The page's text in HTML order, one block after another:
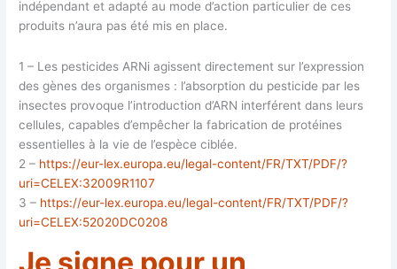
indépendant et adapté au mode d’action particulier de ces
produits n’aura pas été mis en place.
1 – Les pesticides ARNi agissent directement sur l’expression
des gènes des organismes : l’absorption du pesticide par les
insectes provoque l’introduction d’ARN interférent dans leurs
cellules, capables d’empêcher la fabrication de protéines
essentielles à la vie de l’espèce ciblée.
2 – https://eur-lex.europa.eu/legal-content/FR/TXT/PDF/?
uri=CELEX:32009R1107
3 – https://eur-lex.europa.eu/legal-content/FR/TXT/PDF/?
uri=CELEX:52020DC0208
Je signe pour un